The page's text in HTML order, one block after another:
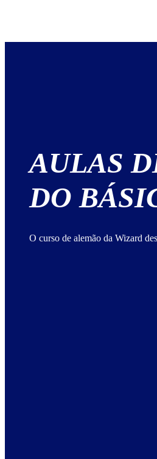
AULAS
DO
O curso de alemão da Wizard